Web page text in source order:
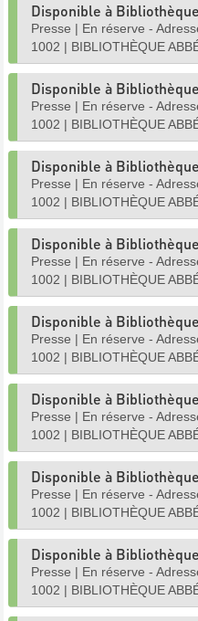
Disponible à
Presse | En réserve -
1002 | BIBLIOTHÈQUE
Disponible à
Presse | En réserve -
1002 | BIBLIOTHÈQUE
Disponible à
Presse | En réserve -
1002 | BIBLIOTHÈQUE
Disponible à
Presse | En réserve -
1002 | BIBLIOTHÈQUE
Disponible à
Presse | En réserve -
1002 | BIBLIOTHÈQUE
Disponible à
Presse | En réserve -
1002 | BIBLIOTHÈQUE
Disponible à
Presse | En réserve -
1002 | BIBLIOTHÈQUE
Disponible à
Presse | En réserve -
1002 | BIBLIOTHÈQUE